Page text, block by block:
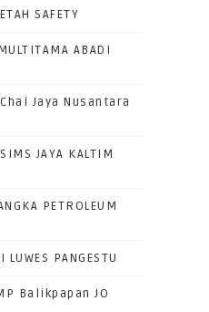
SAFETY
ABADI
Jaya Nusantara
JAYA KALTIM
PETROLEUM
PANGESTU
Balikpapan JO